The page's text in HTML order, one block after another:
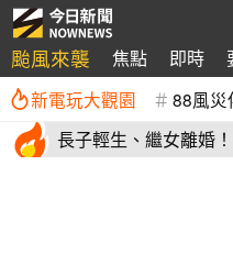
颱風來襲 焦點 即時
新電玩大觀園 88風災
長子輕生、繼女離婚